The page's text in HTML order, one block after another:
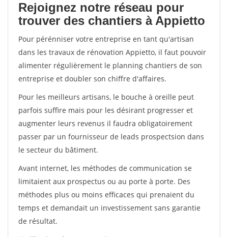
Rejoignez notre réseau pour
trouver des chantiers à Appietto
Pour pérénniser votre entreprise en tant qu'artisan
dans les travaux de rénovation Appietto, il faut pouvoir
alimenter régulièrement le planning chantiers de son
entreprise et doubler son chiffre d'affaires.
Pour les meilleurs artisans, le bouche à oreille peut
parfois suffire mais pour les désirant progresser et
augmenter leurs revenus il faudra obligatoirement
passer par un fournisseur de leads prospectsion dans
le secteur du bâtiment.
Avant internet, les méthodes de communication se
limitaient aux prospectus ou au porte à porte. Des
méthodes plus ou moins efficaces qui prenaient du
temps et demandait un investissement sans garantie
de résultat.